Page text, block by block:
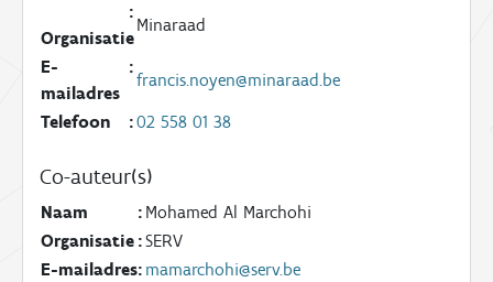
:
Organisatie
Minaraad
:
E-
mailadres
francis.noyen@minaraad.be
:
Telefoon 02 558 01 38
Co-auteur(s)
:
Naam
Mohamed Al Marchohi
:
Organisatie SERV
:
E-mailadres mamarchohi@serv.be